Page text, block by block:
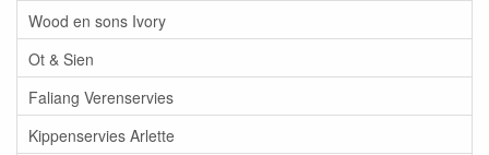
Wood en sons Ivory
Ot & Sien
Faliang Verenservies
Kippenservies Arlette